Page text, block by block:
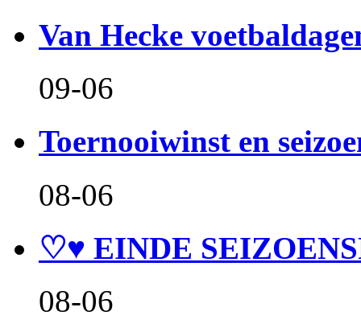
Van Hecke
09-06
Toernooiwinst en
08-06
♡♥ EINDE
08-06